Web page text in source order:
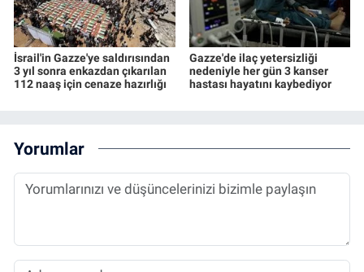
İsrail'in Gazze'ye saldırısından
3 yıl sonra enkazdan çıkarılan
112 naaş için cenaze hazırlığı
Gazze'de ilaç yetersizliği
nedeniyle her gün 3 kanser
hastası hayatını kaybediyor
Yorumlar